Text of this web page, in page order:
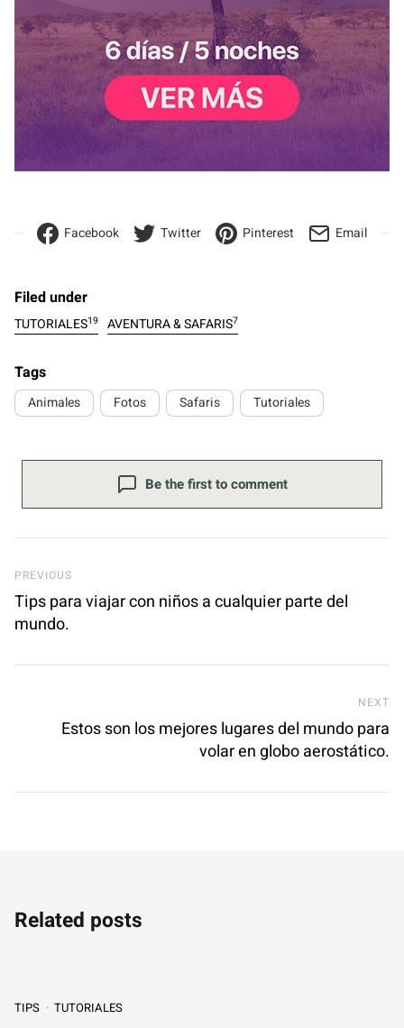
Facebook Twitter Pinterest Email
Filed under
TUTORIALES19 AVENTURA & SAFARIS7
Tags
Animales Fotos Safaris Tutoriales
Be the first to comment
Previous Post
PREVIOUS
Tips para viajar con niños a cualquier parte del
mundo.
NEXT
Estos son los mejores lugares del mundo para
volar en globo aerostático.
Related posts
TIPS TUTORIALES